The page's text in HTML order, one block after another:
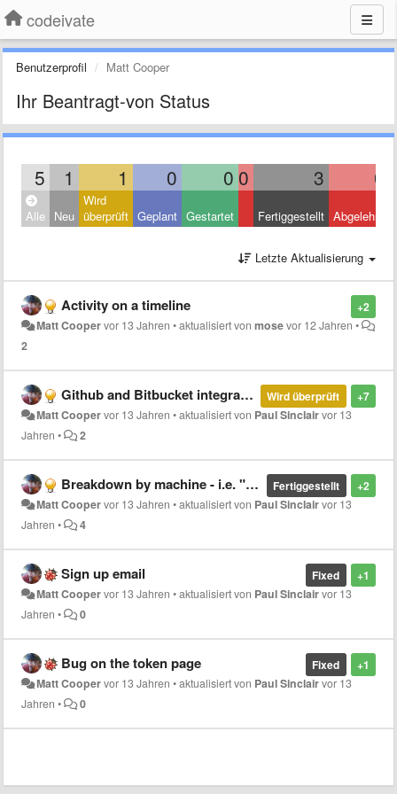
codeivate
Benutzerprofil Matt Cooper
Ihr Beantragt-von Status
5 1 1 0 0 0 3 0
Alle Neu
Wird
überprüft Geplant Gestartet Fertiggestellt Abgelehnt
Letzte Aktualisierung
+2
Activity on a timeline
Matt Coopervor 13 Jahren •aktualisiert vonmosevor 12 Jahren •
2
+7
Wird überprüft
Github and Bitbucket integration
Matt Coopervor 13 Jahren •aktualisiert von Paul Sinclairvor 13
Jahren • 2
+2
Fertiggestellt
Breakdown by machine - i.e. "Work machine", "Home Laptop"
Matt Coopervor 13 Jahren •aktualisiert von Paul Sinclairvor 13
Jahren • 4
+1
Fixed
Sign up email
Matt Coopervor 13 Jahren •aktualisiert von Paul Sinclairvor 13
Jahren • 0
+1
Fixed
Bug on the token page
Matt Coopervor 13 Jahren •aktualisiert von Paul Sinclairvor 13
Jahren • 0